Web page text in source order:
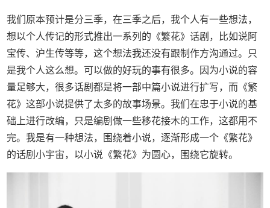
我们原本预计是分三季，在三季之后，我个人有一些想法，
想以个人传记的形式推出一系列的《繁花》话剧，比如说阿
宝传、沪生传等等，这个想法我还没有跟制作方沟通过。只
是我个人这么想。可以做的好玩的事有很多。因为小说的容
量足够大，很多话剧都是将一部中篇小说进行扩写，而《繁
花》这部小说提供了太多的故事场景。我们在忠于小说的基
础上进行改编，只是编剧做一些移花接木的工作，这都用不
完。我是有一种想法，围绕着小说，逐渐形成一个《繁花》
的话剧小宇宙，以小说《繁花》为圆心，围绕它旋转。